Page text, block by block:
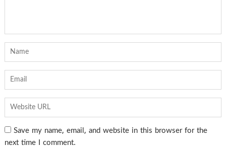
Save my name, email, and website in this browser for the
next time I comment.